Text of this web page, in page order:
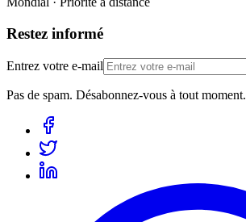
Restez informé
Entrez votre e-mail
Pas de spam. Désabonnez-vous à tout moment.